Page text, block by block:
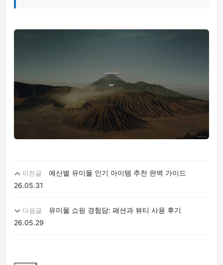
이전글
예산별 유미몰 인기 아이템 추천 완벽 가이드
26.05.31
다음글
유미몰 쇼핑 경험담: 패션과 뷰티 사용 후기
26.05.29